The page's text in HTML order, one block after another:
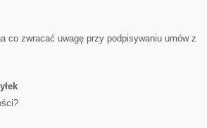
co zwracać uwagę przy podpisywaniu umów z